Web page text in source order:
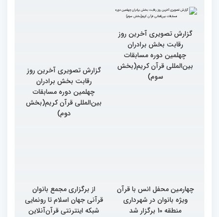
گزارش تصویری آخرین روز
رقابت بخش برادران
گزارش تصویری آخرین روز
رقابت بخش برادران
چهلمین دوره مسابقات
بین‌المللی قرآن کریم(بخش
دوم)
چهارمین محفل انس با قرآن
ویژه بانوان در شهرداری
منطقه 10 برگزار شد
از برگزاری مجمع بانوان
قرآنی جهان اسلام تا رونمایی
شبکه اینترنتی قرآن‌آنلاین